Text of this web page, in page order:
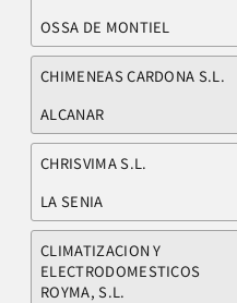
OSSA DE MONTIEL
CHIMENEAS CARDONA S.L.
ALCANAR
CHRISVIMA S.L.
LA SENIA
CLIMATIZACION Y
ELECTRODOMESTICOS
ROYMA, S.L.